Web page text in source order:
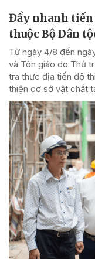
Đẩy nhanh tiến
thuộc Bộ Dân
Từ ngày 4/8 đến
và Tôn giáo do Thứ
tra thực địa tiến độ
thiện cơ sở vật chất